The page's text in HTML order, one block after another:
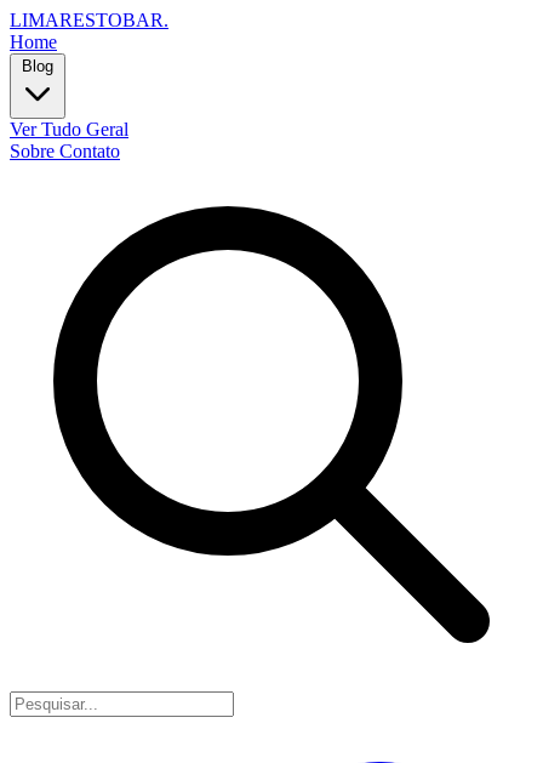
LIMARESTOBAR.
Home
Ver Tudo Geral
Sobre Contato